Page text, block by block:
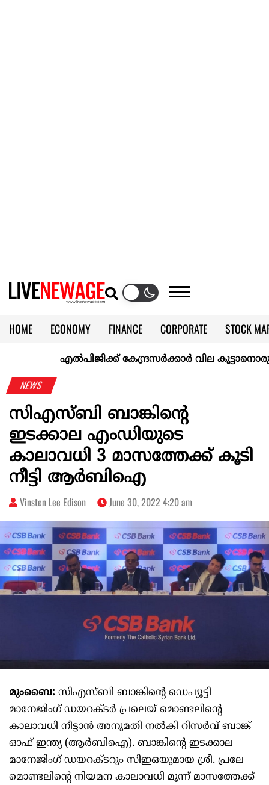
HOME ECONOMY FINANCE CORPORATE
STOCK
KERALA @70
എല്‍പിജിക്ക് കേന്ദ്രസർക്കാർ വില
NEWS
സിഎസ്ബി ബാങ്കിന്റെ
ഇടക്കാല എംഡിയുടെ
കാലാവധി 3 മാസത്തേക്ക് കൂടി
നീട്ടി ആർബിഐ
Vinsten Lee Edison June 30, 2022 4:20 am
മുംബൈ: സിഎസ്ബി ബാങ്കിന്റെ ഡെപ്യൂട്ടി
മാനേജിംഗ് ഡയറക്‌ടർ പ്രലെയ് മൊണ്ടലിന്റെ
കാലാവധി നീട്ടാൻ അനുമതി നൽകി റിസർവ് ബാങ്ക്
ഓഫ് ഇന്ത്യ (ആർ‌ബി‌ഐ). ബാങ്കിന്റെ ഇടക്കാല
മാനേജിംഗ് ഡയറക്ടറും സിഇഒയുമായ ശ്രീ. പ്രലേ
മൊണ്ടലിന്റെ നിയമന കാലാവധി മൂന്ന് മാസത്തേക്ക്